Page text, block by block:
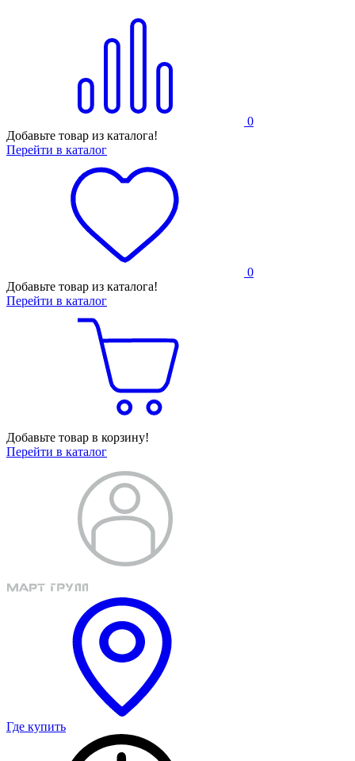
0
Добавьте товар из каталога!
Перейти в каталог
0
Добавьте товар из каталога!
Перейти в каталог
Добавьте товар в корзину!
Перейти в каталог
Где купить